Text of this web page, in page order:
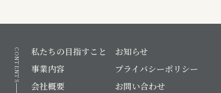
CONTENTS
私たちの目指すこと
事業内容
会社概要
お知らせ
プライバシーポリシー
お問い合わせ